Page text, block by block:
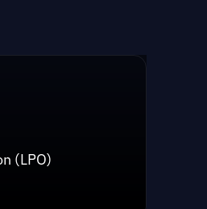
(LPO)